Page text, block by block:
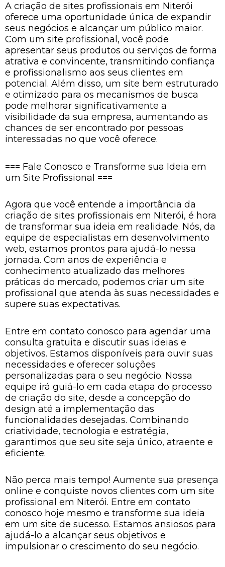
A criação de sites profissionais em Niterói
oferece uma oportunidade única de expandir
seus negócios e alcançar um público maior.
Com um site profissional, você pode
apresentar seus produtos ou serviços de forma
atrativa e convincente, transmitindo confiança
e profissionalismo aos seus clientes em
potencial. Além disso, um site bem estruturado
e otimizado para os mecanismos de busca
pode melhorar significativamente a
visibilidade da sua empresa, aumentando as
chances de ser encontrado por pessoas
interessadas no que você oferece.
=== Fale Conosco e Transforme sua Ideia em
um Site Profissional ===
Agora que você entende a importância da
criação de sites profissionais em Niterói, é hora
de transformar sua ideia em realidade. Nós, da
equipe de especialistas em desenvolvimento
web, estamos prontos para ajudá-lo nessa
jornada. Com anos de experiência e
conhecimento atualizado das melhores
práticas do mercado, podemos criar um site
profissional que atenda às suas necessidades e
supere suas expectativas.
Entre em contato conosco para agendar uma
consulta gratuita e discutir suas ideias e
objetivos. Estamos disponíveis para ouvir suas
necessidades e oferecer soluções
personalizadas para o seu negócio. Nossa
equipe irá guiá-lo em cada etapa do processo
de criação do site, desde a concepção do
design até a implementação das
funcionalidades desejadas. Combinando
criatividade, tecnologia e estratégia,
garantimos que seu site seja único, atraente e
eficiente.
Não perca mais tempo! Aumente sua presença
online e conquiste novos clientes com um site
profissional em Niterói. Entre em contato
conosco hoje mesmo e transforme sua ideia
em um site de sucesso. Estamos ansiosos para
ajudá-lo a alcançar seus objetivos e
impulsionar o crescimento do seu negócio.